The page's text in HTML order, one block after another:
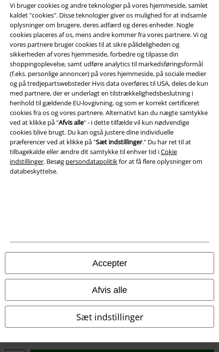
Vi bruger cookies og andre teknologier på vores hjemmeside, samlet
kaldet "cookies". Disse teknologier giver os mulighed for at indsamle
oplysninger om brugere, deres adfærd og deres enheder. Nogle
cookies placeres af os, mens andre kommer fra vores partnere. Vi og
vores partnere bruger cookies til at sikre pålideligheden og
sikkerheden af ​​vores hjemmeside, forbedre og tilpasse din
shoppingoplevelse, samt udføre analytics til markedsføringsformål
(f.eks. personlige annoncer) på vores hjemmeside, på sociale medier
og på tredjepartswebsteder Hvis data overføres til USA, deles de kun
med partnere, der er underlagt en tilstrækkelighedsbeslutning i
henhold til gældende EU-lovgivning, og som er korrekt certificeret
cookies fra os og vores partnere. Alternativt kan du nægte samtykke
ved at klikke på "Afvis alle" - i dette tilfælde vil kun nødvendige
cookies blive brugt. Du kan også justere dine individuelle
præferencer ved at klikke på "Sæt indstillinger." Du har ret til at
tilbagekalde eller ændre dit samtykke til enhver tid iCokie
indstillinger. Besøg persondatapolitikfor at få flere oplysninger om
databeskyttelse.
Accepter
Afvis alle
Sæt indstillinger
Juridisk
Salgs-, medlems- & leveringsbetingelser
Om EMP Danmark
Persondatapolitik
Bortskaffelse af affald og miljøbeskyttelse
Overensstemmelseserklæring
Oplysninger om tilgængelighed
EMP France